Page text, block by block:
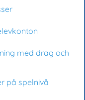
med drag och
på spelnivå